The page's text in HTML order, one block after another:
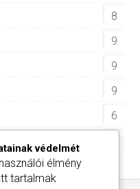
8
9
9
9
6
védelmét
élmény
tartalmak